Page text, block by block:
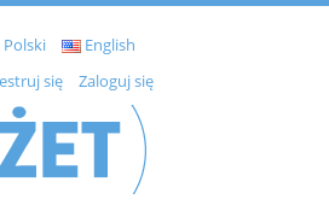
Polski
English
się
Zaloguj się